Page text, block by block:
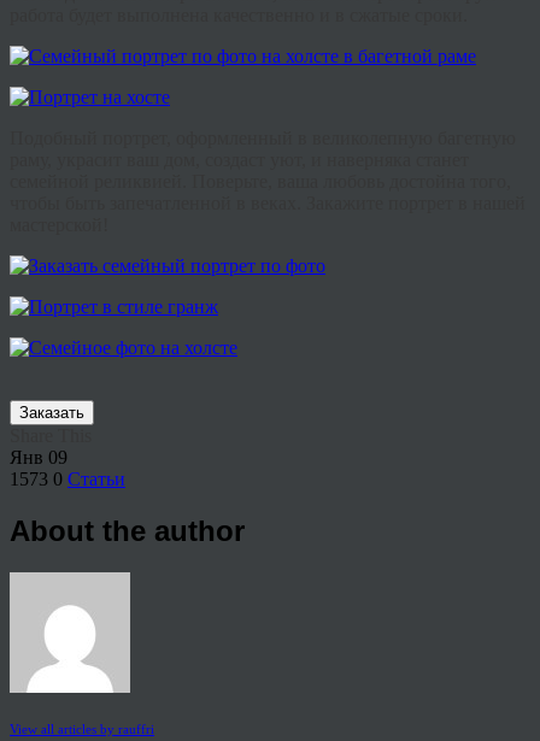
Заказать
Янв 09
1573 0 Статьи
About the author
View all articles by rauffri